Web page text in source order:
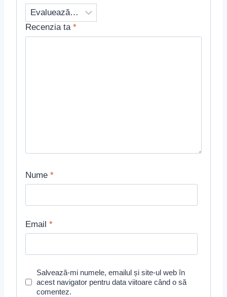
Recenzia ta *
Nume *
Email *
Salvează-mi numele, emailul și site-ul web în
acest navigator pentru data viitoare când o să
comentez.